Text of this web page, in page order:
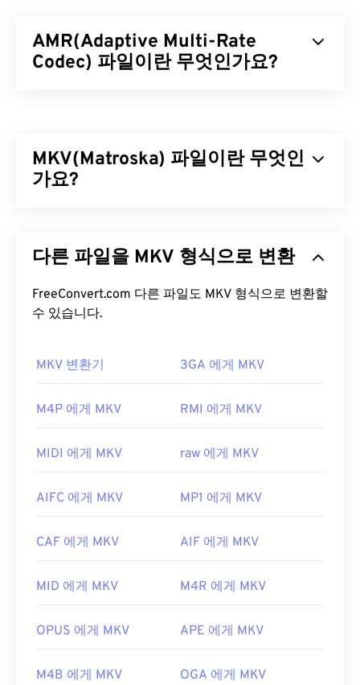
AMR(Adaptive Multi-Rate
Codec) 파일이란 무엇인가요?
합합니다.GSM(Global System for Mobile
Communications)
AMR 파일을 어떻게 여나요?
AMR 파일은 MMS 메시지를 포함하여 휴대폰에서 자
주 사용되므로 대부분의
무료 오디오 편집 소프트웨어인
Audacity
SourceForge.net
에서 Audacity를 쉽게 다운로드하
중되어 있기 때문에 음악 파일에는 적합하지 않습니
개발자: 3세대 파트너십 프로젝트(3GPP)
유용한 링크:
https://en.wikipedia.org/wiki/Adaptive_Multi-
https://www.etsi.org/
MKV(Matroska) 파일이란 무엇인
가요?
픈 소스 컨테이너 표준입니다. 오픈 소스이므로 사용
할 수 있습니다. 마트료시카라는 이름은 크기가 점점
작아지는 여러 개의 나무 인형이 서로 겹쳐져 있는 러
이어를사용하는 것입니다. 이 미디어 플레이어는 모
든 운영 체제 및 플랫폼과 호환됩니다. MKV는 업계
원하지 않을 수 있으므로 이 점이 중요합니다.
지 않으므로 파일 크기가 상당히 커질 수 있습니다.
디어 플레이어와 호환되는 적절한 코덱을 다운로드
있는 사이트에서CCCP(Combined Community
개발자: Matroska
다른 파일을 MKV 형식으로 변환
FreeConvert.com 다른 파일도 MKV 형식으로 변환할
수 있습니다.
MKV 변환기 3GA 에게 MKV
M4P 에게 MKV RMI 에게 MKV
MIDI 에게 MKV raw 에게 MKV
AIFC 에게 MKV MP1 에게 MKV
CAF 에게 MKV AIF 에게 MKV
MID 에게 MKV M4R 에게 MKV
OPUS 에게 MKV APE 에게 MKV
M4B 에게 MKV OGA 에게 MKV